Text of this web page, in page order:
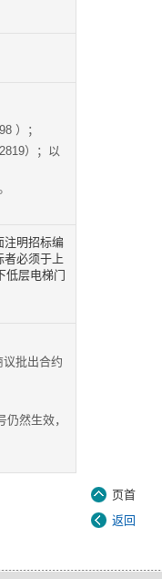
）；
）；以
注明招标编
者必须于上
低层电梯门
批出合约
然生效，
页首
返回